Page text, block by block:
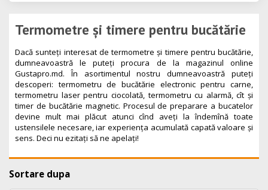
Termometre și timere pentru bucătărie
Dacă sunteți interesat de termometre și timere pentru bucătărie,
dumneavoastră le puteți procura de la magazinul online
Gustapro.md. În asortimentul nostru dumneavoastră puteți
descoperi: termometru de bucătărie electronic pentru carne,
termometru laser pentru ciocolată, termometru cu alarmă, cît și
timer de bucătărie magnetic. Procesul de preparare a bucatelor
devine mult mai plăcut atunci cînd aveți la îndemînă toate
ustensilele necesare, iar experiența acumulată capată valoare și
sens. Deci nu ezitați să ne apelați!
Sortare dupa